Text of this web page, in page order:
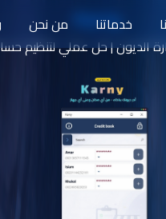
خدماتنا من نحن Karny
الديون | حل عملي لتنظيم